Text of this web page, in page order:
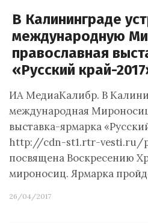
В Калининграде
международную
православная
«Русский край-
ИА МедиаКалибр. В
международная
выставка-ярмарка
http://cdn-st1.rtr-vesti.ru/
посвящена Воскресению
мироносиц. Ярмарка
26/04/2017